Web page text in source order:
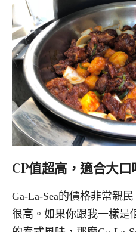
CP值超高，適合大
Ga-La-Sea的價格非常親
很高。如果你跟我一樣是